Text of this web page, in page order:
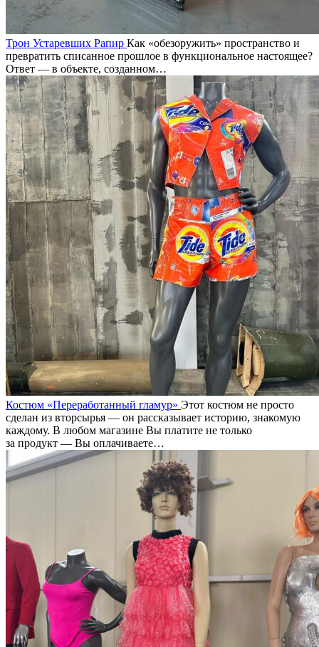
Трон Устаревших Рапир Как «обезоружить» пространство и
превратить списанное прошлое в функциональное настоящее?
Ответ — в объекте, созданном…
Костюм «Переработанный гламур» Этот костюм не просто
сделан из вторсырья — он рассказывает историю, знакомую
каждому. В любом магазине Вы платите не только
за продукт — Вы оплачиваете…